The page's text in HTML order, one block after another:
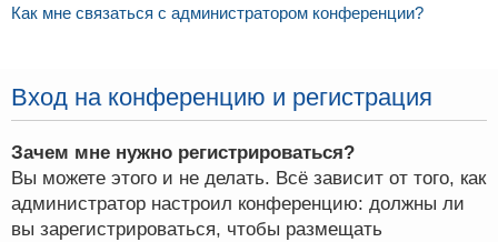
Как мне связаться с администратором конференции?
Вход на конференцию и регистрация
Зачем мне нужно регистрироваться?
Вы можете этого и не делать. Всё зависит от того, как
администратор настроил конференцию: должны ли
вы зарегистрироваться, чтобы размещать